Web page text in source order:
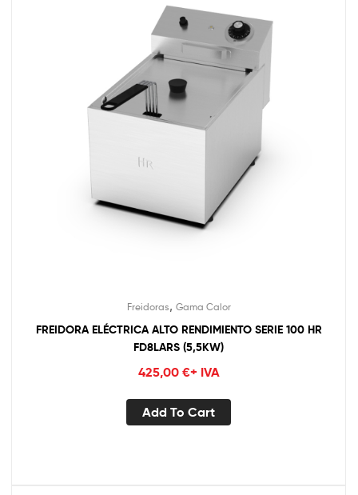
Freidoras, Gama Calor
FREIDORA ELÉCTRICA ALTO RENDIMIENTO SERIE 100 HR
FD8LARS (5,5KW)
425,00 €+ IVA
Add To Cart